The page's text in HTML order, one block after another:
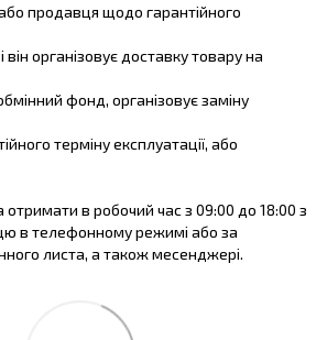
або продавця щодо гарантійного
він організовує доставку товару на
фонд, організовує заміну
терміну експлуатації, або
в робочий час з 09:00 до 18:00 з
в телефонному режимі або за
листа, а також месенджері.